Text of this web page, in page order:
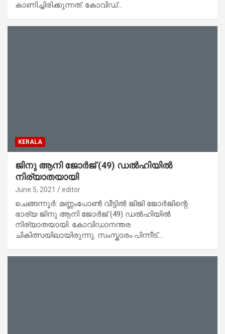
കാണിച്ചിരിക്കുന്നത്. കോവിഡ്…
KERALA
ജിനു ആനി ജോര്‍ജ് (49) ഡല്‍ഹിയില്‍
നിര്യാതയായി
June 5, 2021 editor
ചെങ്ങന്നൂര്‍: മണ്ണംപോണ്‍ വീട്ടില്‍ ജിജി ജോര്‍ജിന്റെ
ഭാര്യ ജിനു ആനി ജോര്‍ജ് (49) ഡല്‍ഹിയില്‍
നിര്യാതയായി. കോവിഡാനന്തര
ചികിത്സയിലായിരുന്നു. സംസ്കാരം പിന്നീട്.…